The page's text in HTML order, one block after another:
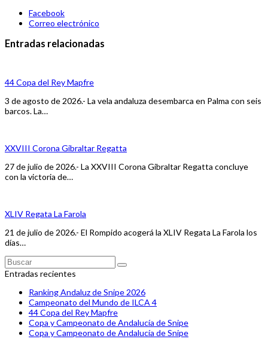
Facebook
Correo electrónico
Entradas relacionadas
44 Copa del Rey Mapfre
3 de agosto de 2026.- La vela andaluza desembarca en Palma con seis
barcos. La…
XXVIII Corona Gibraltar Regatta
27 de julio de 2026.- La XXVIII Corona Gibraltar Regatta concluye
con la victoria de…
XLIV Regata La Farola
21 de julio de 2026.- El Rompido acogerá la XLIV Regata La Farola los
días…
Buscar
Enviar
Entradas recientes
Ranking Andaluz de Snipe 2026
Campeonato del Mundo de ILCA 4
44 Copa del Rey Mapfre
Copa y Campeonato de Andalucía de Snipe
Copa y Campeonato de Andalucía de Snipe